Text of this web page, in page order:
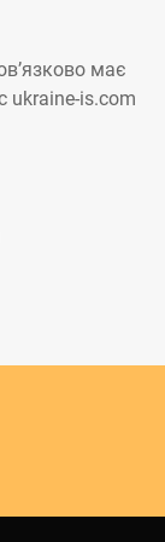
має
ukraine-is.com